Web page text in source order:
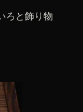
ろと飾り物